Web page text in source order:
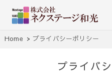
㈱ ネクステ
ま市加世田
Home プライバシーポリシー
プライバ